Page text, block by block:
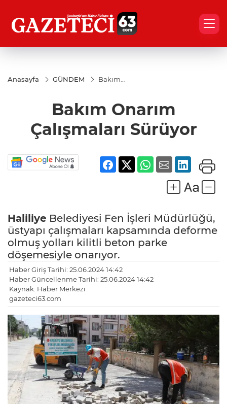
Anasayfa GÜNDEM
Bakım
Sürüyor
Bakım Onarım
Çalışmaları Sürüyor
Haliliye Belediyesi Fen İşleri Müdürlüğü,
üstyapı çalışmaları kapsamında deforme
olmuş yolları kilitli beton parke
döşemesiyle onarıyor.
Haber Giriş Tarihi: 25.06.2024 14:42
Haber Güncellenme Tarihi: 25.06.2024 14:42
Kaynak: Haber Merkezi
gazeteci63.com